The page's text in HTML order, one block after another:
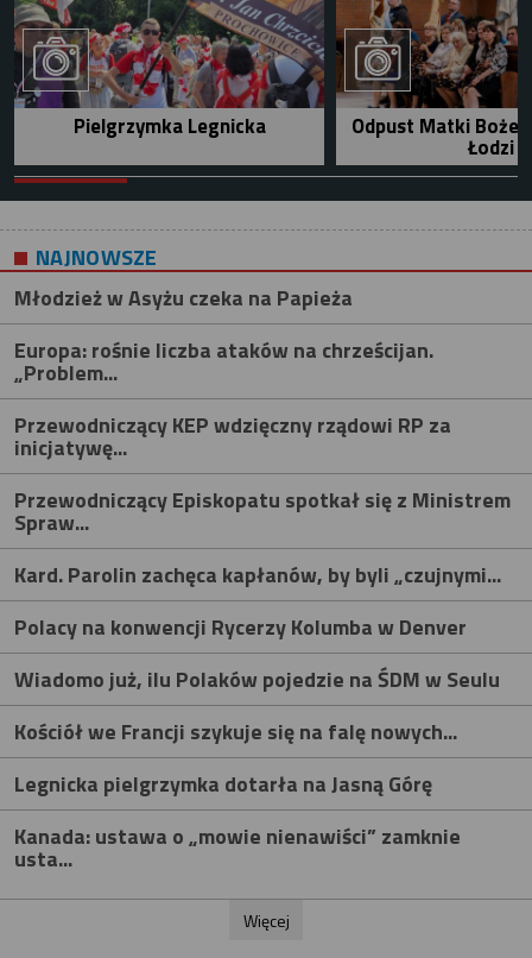
Pielgrzymka Legnicka Odpust Matki Bożej
Łodzi
NAJNOWSZE
Młodzież w Asyżu czeka na Papieża
Europa: rośnie liczba ataków na chrześcijan.
„Problem...
Przewodniczący KEP wdzięczny rządowi RP za
inicjatywę...
Przewodniczący Episkopatu spotkał się z Ministrem
Spraw...
Kard. Parolin zachęca kapłanów, by byli „czujnymi...
Polacy na konwencji Rycerzy Kolumba w Denver
Wiadomo już, ilu Polaków pojedzie na ŚDM w Seulu
Kościół we Francji szykuje się na falę nowych...
Legnicka pielgrzymka dotarła na Jasną Górę
Kanada: ustawa o „mowie nienawiści” zamknie
usta...
Więcej